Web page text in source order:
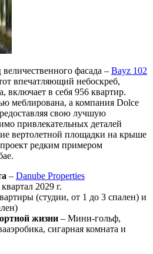
фасада – Bayz 102
впечатляющий небоскреб,
в себя 956 квартир.
меблирована, а компания Dolce
свою лучшую
привлекательных деталей
вертолетной площадки на крыше
проект редким примером
– Danube Properties
2029 г.
(студии, от 1 до 3 спален) и
жизни – Мини-гольф,
сигарная комната и